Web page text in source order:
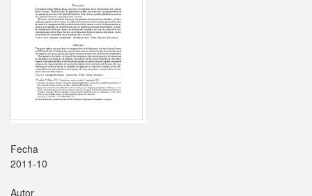
Fecha
2011-10
Autor